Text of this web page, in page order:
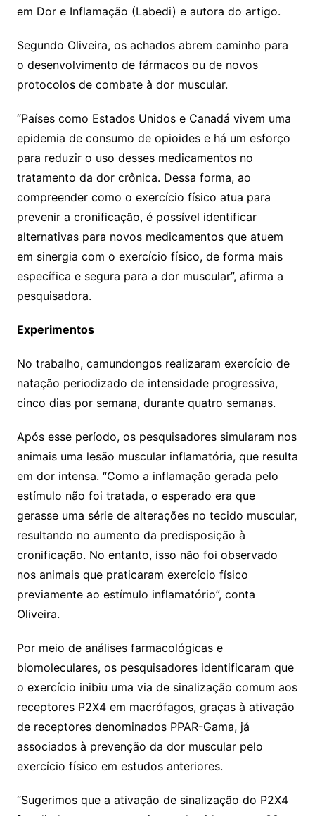
em Dor e Inflamação (Labedi) e autora do artigo.
Segundo Oliveira, os achados abrem caminho para
o desenvolvimento de fármacos ou de novos
protocolos de combate à dor muscular.
“Países como Estados Unidos e Canadá vivem uma
epidemia de consumo de opioides e há um esforço
para reduzir o uso desses medicamentos no
tratamento da dor crônica. Dessa forma, ao
compreender como o exercício físico atua para
prevenir a cronificação, é possível identificar
alternativas para novos medicamentos que atuem
em sinergia com o exercício físico, de forma mais
específica e segura para a dor muscular”, afirma a
pesquisadora.
Experimentos
No trabalho, camundongos realizaram exercício de
natação periodizado de intensidade progressiva,
cinco dias por semana, durante quatro semanas.
Após esse período, os pesquisadores simularam nos
animais uma lesão muscular inflamatória, que resulta
em dor intensa. “Como a inflamação gerada pelo
estímulo não foi tratada, o esperado era que
gerasse uma série de alterações no tecido muscular,
resultando no aumento da predisposição à
cronificação. No entanto, isso não foi observado
nos animais que praticaram exercício físico
previamente ao estímulo inflamatório”, conta
Oliveira.
Por meio de análises farmacológicas e
biomoleculares, os pesquisadores identificaram que
o exercício inibiu uma via de sinalização comum aos
receptores P2X4 em macrófagos, graças à ativação
de receptores denominados PPAR-Gama, já
associados à prevenção da dor muscular pelo
exercício físico em estudos anteriores.
“Sugerimos que a ativação de sinalização do P2X4